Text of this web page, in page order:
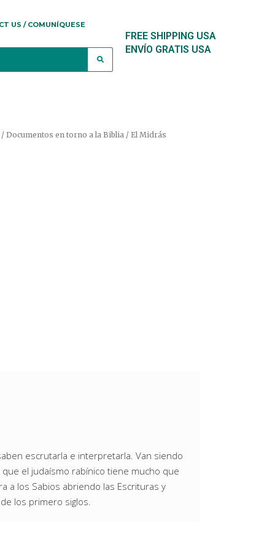
US / COMUNÍQUESE
FREE SHIPPING USA
ENVÍO GRATIS USA
Documentos en torno a la Biblia/ El Midrás
escrutarla e interpretarla. Van siendo
el judaísmo rabínico tiene mucho que
a los Sabios abriendo las Escrituras y
los primero siglos.